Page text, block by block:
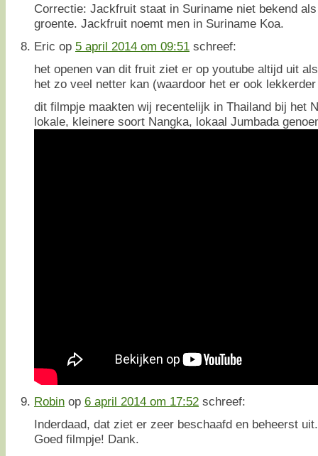
Correctie: Jackfruit staat in Suriname niet bekend
groente. Jackfruit noemt men in Suriname Koa.
Eric op 5 april 2014 om 09:51 schreef:
het openen van dit fruit ziet er op youtube altijd uit
het zo veel netter kan (waardoor het er ook
dit filmpje maakten wij recentelijk in Thailand bij het
lokale, kleinere soort Nangka, lokaal Jumbada
Robin op 6 april 2014 om 17:52 schreef:
Inderdaad, dat ziet er zeer beschaafd en beheerst
Goed filmpje! Dank.